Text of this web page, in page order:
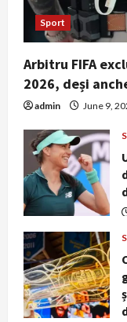
Sport
Arbitru FIFA
2026, deși
admin June 9,